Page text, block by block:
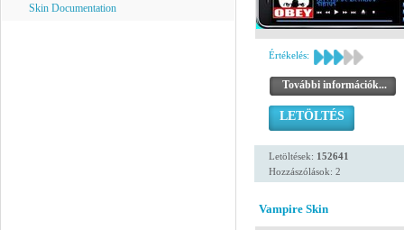
Skin Documentation
Értékelés:
További információk...
LETÖLTÉS
Letöltések: 152641
Hozzászólások: 2
Vampire Skin